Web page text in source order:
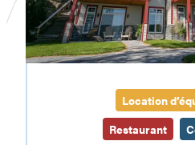
Location
Restaurant